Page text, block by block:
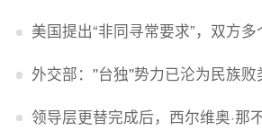
美国提出“非同寻常要求”，双方多个领域分歧依旧，印美贸易谈判进入“
外交部：''台独''势力已沦为民族败
领导层更替完成后，西尔维奥·那不勒斯出任Lucid首